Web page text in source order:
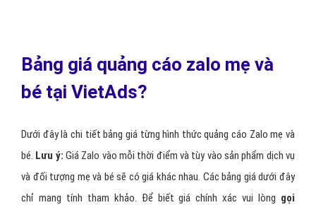
Bảng giá quảng cáo zalo mẹ và
bé tại VietAds?
Dưới đây là chi tiết bảng giá từng hình thức quảng cáo Zalo mẹ và
bé. Lưu ý: Giá Zalo vào mỗi thời điểm và tùy vào sản phẩm dịch vụ
và đối tượng mẹ và bé sẽ có giá khác nhau. Các bảng giá dưới đây
chỉ mang tính tham khảo. Để biết giá chính xác vui lòng gọi